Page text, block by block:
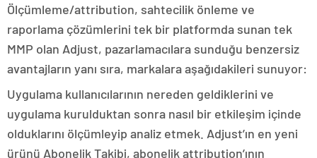
Ölçümleme/attribution, sahtecilik önleme ve
raporlama çözümlerini tek bir platformda sunan tek
MMP olan Adjust, pazarlamacılara sunduğu benzersiz
avantajların yanı sıra, markalara aşağıdakileri sunuyor:
Uygulama kullanıcılarının nereden geldiklerini ve
uygulama kurulduktan sonra nasıl bir etkileşim içinde
olduklarını ölçümleyip analiz etmek. Adjust’ın en yeni
ürünü Abonelik Takibi, abonelik attribution’ının